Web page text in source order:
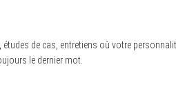
études de cas, entretiens où votre
le dernier mot.